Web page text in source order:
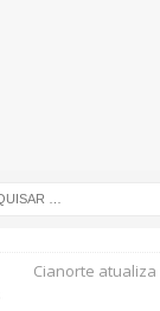
Cianorte